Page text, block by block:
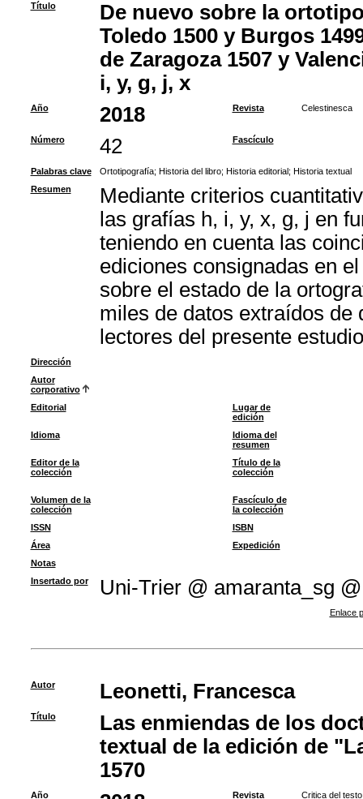
Título
De nuevo sobre la
Toledo 1500 y Burgos
de Zaragoza 1507 y
i, y, g, j, x
Año 2018 Revista Celestinesca
Número 42 Fascículo
Palabras clave Ortotipografía; Historia del libro; Historia editorial; Historia textual
Resumen
Mediante criterios
las grafías h, i, y, x, g, j en
teniendo en cuenta las
ediciones consignadas en
sobre el estado de la
miles de datos extraídos de
lectores del presente
Dirección
Autor
corporativo
Editorial
Lugar de
edición
Idioma
Idioma del
resumen
Editor de la
colección
Título de la
colección
Volumen de la
colección
Fascículo de
la colección
ISSN
ISBN
Área
Expedición
Notas
Insertado por
Uni-Trier @ amaranta_sg @
Enlace
Autor Leonetti, Francesca
Título
Las enmiendas de los
textual de la edición de
1570
Año Revista Critica del testo